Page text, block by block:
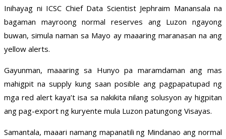
Inihayag ni ICSC Chief Data Scientist Jephraim Manansala na
bagaman mayroong normal reserves ang Luzon ngayong
buwan, simula naman sa Mayo ay maaaring maranasan na ang
yellow alerts.
Gayunman, maaaring sa Hunyo pa maramdaman ang mas
mahigpit na supply kung saan posible ang pagpapatupad ng
mga red alert kaya’t isa sa nakikita nilang solusyon ay higpitan
ang pag-export ng kuryente mula Luzon patungong Visayas.
Samantala, maaari namang mapanatili ng Mindanao ang normal